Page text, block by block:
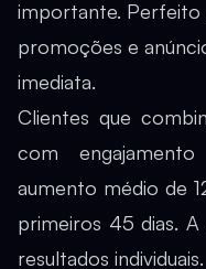
importante. Perfeito
promoções e
imediata.
Clientes que
com
aumento médio de
primeiros 45 dias.
resultados individuais.